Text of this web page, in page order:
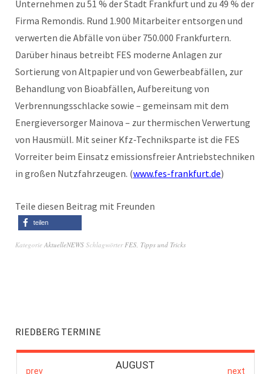
Unternehmen zu 51 % der Stadt Frankfurt und zu 49 % der
Firma Remondis. Rund 1.900 Mitarbeiter entsorgen und
verwerten die Abfälle von über 750.000 Frankfurtern.
Darüber hinaus betreibt FES moderne Anlagen zur
Sortierung von Altpapier und von Gewerbeabfällen, zur
Behandlung von Bioabfällen, Aufbereitung von
Verbrennungsschlacke sowie – gemeinsam mit dem
Energieversorger Mainova – zur thermischen Verwertung
von Hausmüll. Mit seiner Kfz-Techniksparte ist die FES
Vorreiter beim Einsatz emissionsfreier Antriebstechniken
in großen Nutzfahrzeugen. (www.fes-frankfurt.de)
Teile diesen Beitrag mit Freunden
teilen
Kategorie AktuelleNEWS SchlagwörterFES, Tipps und Tricks
RIEDBERG TERMINE